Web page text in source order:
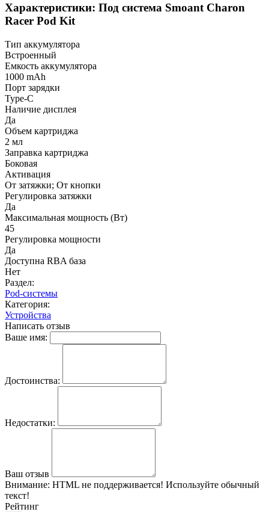
Характеристики: Под система Smoant Charon
Racer Pod Kit
Тип аккумулятора
Встроенный
Емкость аккумулятора
1000 mAh
Порт зарядки
Type-C
Наличие дисплея
Да
Объем картриджа
2 мл
Заправка картриджа
Боковая
Активация
От затяжки; От кнопки
Регулировка затяжки
Да
Максимальная мощность (Вт)
45
Регулировка мощности
Да
Доступна RBA база
Нет
Раздел:
Pod-системы
Категория:
Устройства
Написать отзыв
Ваше имя:
Достоинства:
Недостатки:
Ваш отзыв
Внимание: HTML не поддерживается! Используйте обычный
текст!
Рейтинг